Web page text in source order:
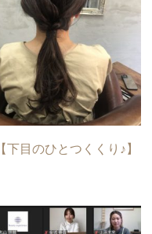
【下目のひとつくくり♪】